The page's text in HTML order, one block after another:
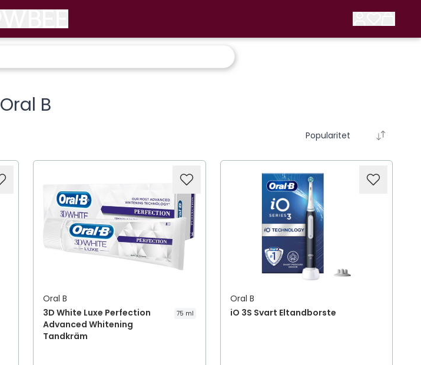
Oral B
Popularitet
Oral B
3D White Luxe Perfection
Advanced Whitening
Tandkräm
75 ml
Oral B
iO 3S Svart Eltandborste